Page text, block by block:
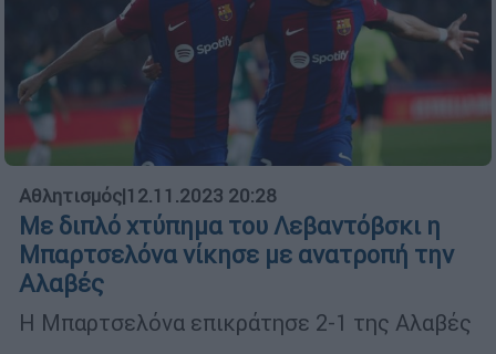
Αθλητισμός|12.11.2023 20:28
Με διπλό χτύπημα του Λεβαντόβσκι η
Μπαρτσελόνα νίκησε με ανατροπή την
Αλαβές
Η Μπαρτσελόνα επικράτησε 2-1 της Αλαβές